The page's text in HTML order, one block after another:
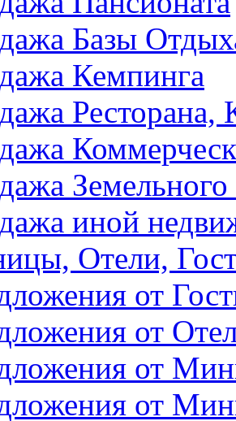
Базы
Кемпинга
Ресторана,
Земельного
иной
Отели,
от
от
от
от